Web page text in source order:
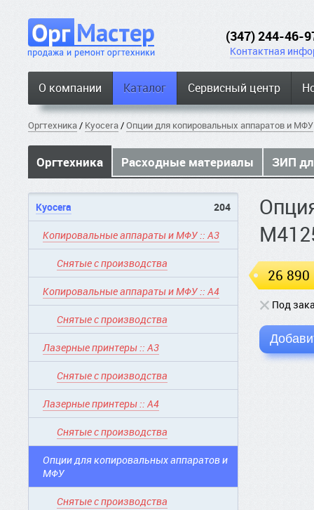
(347) 244-46-
Контактная
О компании Каталог Сервисный центр
Оргтехника/ Kyocera/Опции для копировальных аппаратов и МФУ
Оргтехника Расходные материалы ЗИП
Kyocera 204
Копировальные аппараты и МФУ :: A3
Снятые с производства
Копировальные аппараты и МФУ :: A4
Снятые с производства
Лазерные принтеры :: A3
Снятые с производства
Лазерные принтеры :: A4
Снятые с производства
Опции для копировальных аппаратов и
МФУ
Снятые с производства
26 890
Под